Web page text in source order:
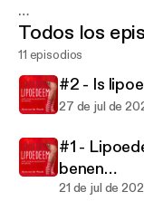
Waarom
afvallen niet lukt…
Todos los
11 episodios
#2 - Is
27 de jul de
#1 -
benen…
21 de jul de